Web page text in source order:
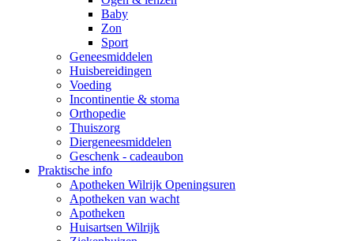
Baby
Zon
Sport
Geneesmiddelen
Huisbereidingen
Voeding
Incontinentie & stoma
Orthopedie
Thuiszorg
Diergeneesmiddelen
Geschenk - cadeaubon
Praktische info
Apotheken Wilrijk Openingsuren
Apotheken van wacht
Apotheken
Huisartsen Wilrijk